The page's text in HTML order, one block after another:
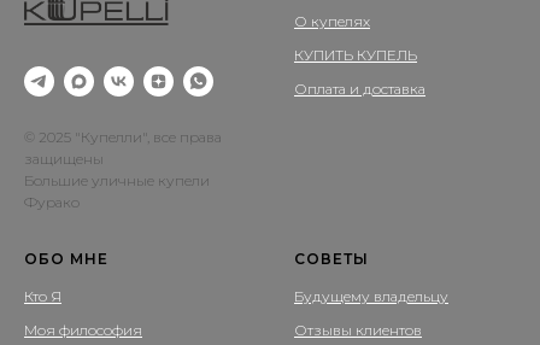
© 2025 "Купелли", все права
защищены
Большие уличные купели
Фурако
О купелях
КУПИТЬ КУПЕЛЬ
Оплата и доставка
ОБО МНЕ
Кто Я
Моя философия
СОВЕТЫ
Будущему владельцу
Отзывы клиентов